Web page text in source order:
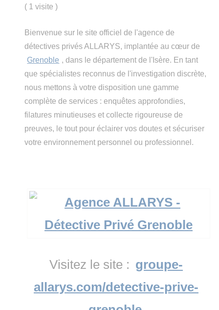
( 1 visite)
Bienvenue sur le site officiel de l'agence de
détectives privés ALLARYS, implantée au cœur de
Grenoble , dans le département de l'Isère. En tant
que spécialistes reconnus de l'investigation discrète,
nous mettons à votre disposition une gamme
complète de services : enquêtes approfondies,
filatures minutieuses et collecte rigoureuse de
preuves, le tout pour éclairer vos doutes et sécuriser
votre environnement personnel ou professionnel.
Visitez le site : groupe-
allarys.com/detective-prive-